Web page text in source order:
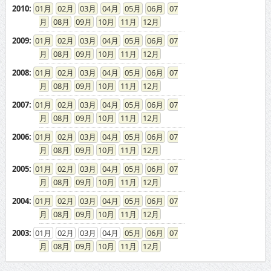
2010: 01 02 03 04 05 06
07
08
09 10 11
12
2009: 01 02 03 04 05 06
07
08
09 10 11
12
2008: 01 02 03 04 05 06
07
08
09 10 11
12
2007: 01 02 03 04 05 06
07
08
09 10 11
12
2006: 01 02 03 04 05 06
07
08
09 10 11
12
2005: 01 02 03 04 05 06
07
08
09 10 11
12
2004: 01 02 03 04 05 06
07
08
09 10 11
12
2003: 01 02 03 04 05 06
07
08
09 10 11 12